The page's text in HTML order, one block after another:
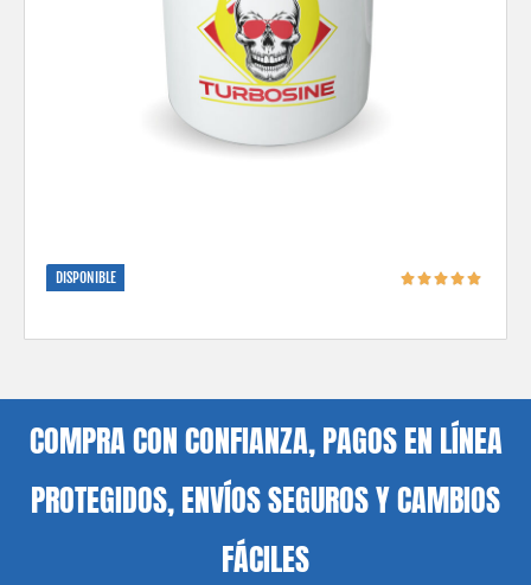
DISPONIBLE
COMPRA CON CONFIANZA, PAGOS EN LÍNEA
PROTEGIDOS, ENVÍOS SEGUROS Y CAMBIOS
FÁCILES